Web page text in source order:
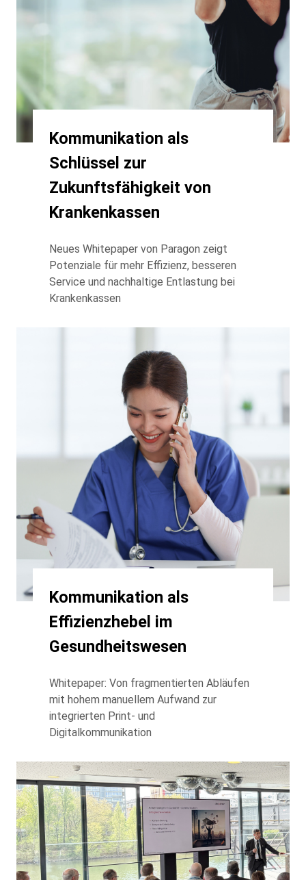
Kommunikation als
Schlüssel zur
Zukunftsfähigkeit von
Krankenkassen
Neues Whitepaper von Paragon zeigt
Potenziale für mehr Effizienz, besseren
Service und nachhaltige Entlastung bei
Krankenkassen
Kommunikation als
Effizienzhebel im
Gesundheitswesen
Whitepaper: Von fragmentierten Abläufen
mit hohem manuellem Aufwand zur
integrierten Print- und
Digitalkommunikation